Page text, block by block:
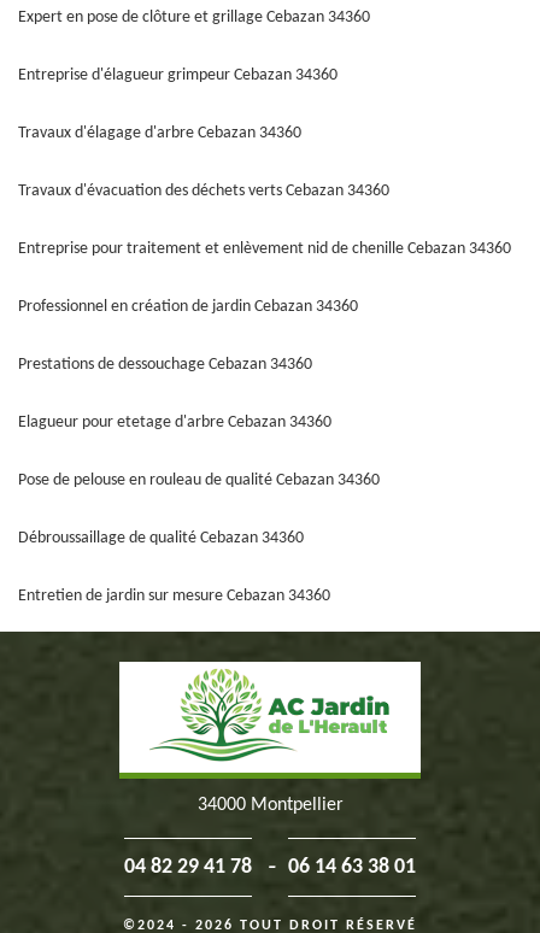
Expert en pose de clôture et grillage Cebazan 34360
Entreprise d'élagueur grimpeur Cebazan 34360
Travaux d'élagage d'arbre Cebazan 34360
Travaux d'évacuation des déchets verts Cebazan 34360
Entreprise pour traitement et enlèvement nid de chenille Cebazan 34360
Professionnel en création de jardin Cebazan 34360
Prestations de dessouchage Cebazan 34360
Elagueur pour etetage d'arbre Cebazan 34360
Pose de pelouse en rouleau de qualité Cebazan 34360
Débroussaillage de qualité Cebazan 34360
Entretien de jardin sur mesure Cebazan 34360
34000 Montpellier
04 82 29 41 78 - 06 14 63 38 01
©2024 - 2026 TOUT DROIT RÉSERVÉ